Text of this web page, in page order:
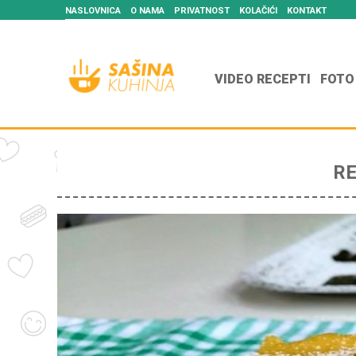
NASLOVNICA O NAMA PRIVATNOST KOLAČIĆI KONTAKT
VIDEO RECEPTI